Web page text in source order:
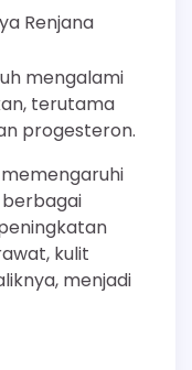
Renjana
mengalami
terutama
progesteron.
berbagai
kulit
menjadi